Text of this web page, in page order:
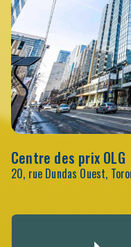
Centre des prix OLG
20, rue Dundas Ouest,